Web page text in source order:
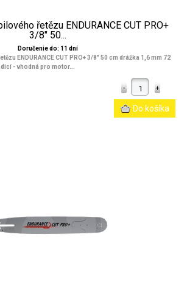
řetězu ENDURANCE CUT PRO+
3/8" 50...
Doručenie do: 11 dní
ENDURANCE CUT PRO+ 3/8" 50 cm drážka 1,6 mm 72
- vhodná pro motor...